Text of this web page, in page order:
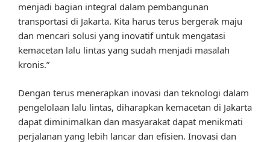
menjadi bagian integral dalam pembangunan
transportasi di Jakarta. Kita harus terus bergerak maju
dan mencari solusi yang inovatif untuk mengatasi
kemacetan lalu lintas yang sudah menjadi masalah
kronis.”
Dengan terus menerapkan inovasi dan teknologi dalam
pengelolaan lalu lintas, diharapkan kemacetan di Jakarta
dapat diminimalkan dan masyarakat dapat menikmati
perjalanan yang lebih lancar dan efisien. Inovasi dan